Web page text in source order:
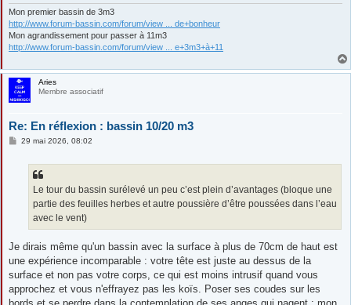
Mon premier bassin de 3m3
http://www.forum-bassin.com/forum/view ... de+bonheur
Mon agrandissement pour passer à 11m3
http://www.forum-bassin.com/forum/view ... e+3m3+à+11
Aries
Membre associatif
Re: En réflexion : bassin 10/20 m3
M29 mai 2026, 08:02
Le tour du bassin surélevé un peu c’est plein d’avantages (bloque une
partie des feuilles herbes et autre poussière d’être poussées dans l’eau
avec le vent)
Je dirais même qu'un bassin avec la surface à plus de 70cm de haut est
une expérience incomparable : votre tête est juste au dessus de la
surface et non pas votre corps, ce qui est moins intrusif quand vous
approchez et vous n'effrayez pas les koïs. Poser ses coudes sur les